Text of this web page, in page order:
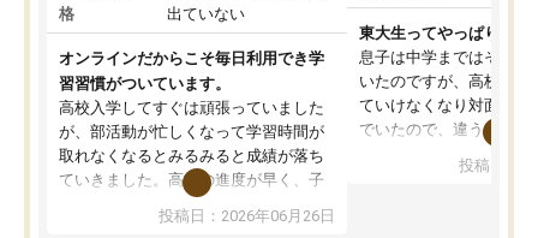
格
出ていない
オンラインだからこそ毎日利用でき学
習習慣がついています。
高校入学してすぐは頑張っていました
が、部活動が忙しくなって学習時間が
取れなくなるとみるみると成績が落ち
ていきました。高校の進度が早く、子
供も家に帰って勉強の話すると嫌な反
応を示します。東大先生にお願いして
投稿日：2026年06月26日
東大生ってやっぱりすご
息子は中学まではそこそ
いたのですが、高校に入
ていけなくなり対面の塾
でいたので、違うアプロ
で、当初は模試でD判定
投稿日：